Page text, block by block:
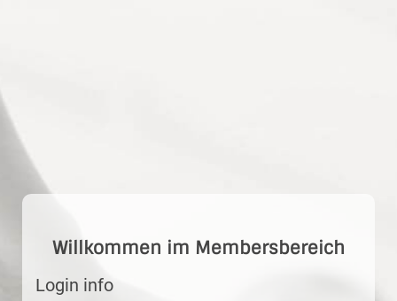
Willkommen im Membersbereich
Login info